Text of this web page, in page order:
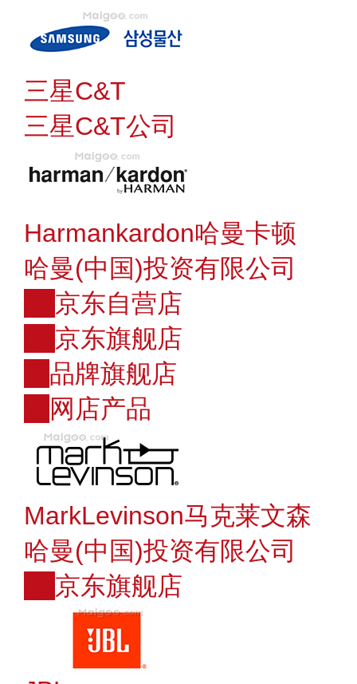
三星C&T
三星C&T公司
Harmankardon哈曼卡顿
哈曼(中国)投资有限公司
京东自营店
京东旗舰店
品牌旗舰店
网店产品
MarkLevinson马克莱文森
哈曼(中国)投资有限公司
京东旗舰店